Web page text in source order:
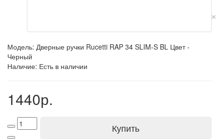
Модель: Дверные ручки Rucetti RAP 34 SLIM-S BL Цвет -
Черный
Наличие: Есть в наличии
1440р.
Купить
×